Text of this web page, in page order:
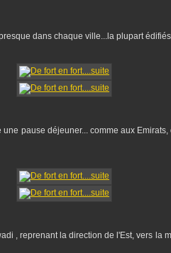
dans chaque ville...la plupart
pause déjeuner... comme aux
, reprenant la direction de l'Est, vers la